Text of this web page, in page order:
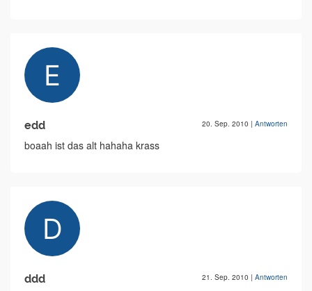
edd 20. Sep. 2010 | Antworten
boaah ist das alt hahaha krass
ddd 21. Sep. 2010 | Antworten